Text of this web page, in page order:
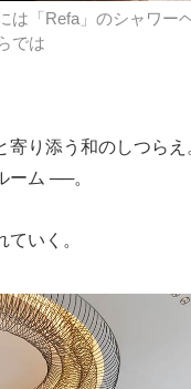
は「Refa」のシャワー
では
り添う和のしつら
ム ──。
いく。